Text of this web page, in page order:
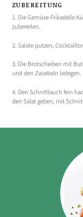
ZUBEREITUNG
1. Die Gemüse-Frikadelle
zubereiten.
2. Salate putzen,
3. Die Brotscheiben mit
und den Zwiebeln belegen.
4. Den Schnittlauch fein
den Salat geben, mit